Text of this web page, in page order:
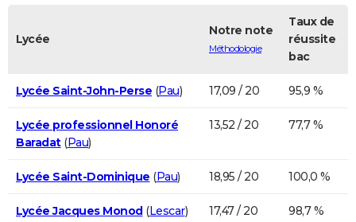
Lycée
Notre note
Méthodologie
Taux de
réussite
bac
Lycée Saint-John-Perse (Pau) 17,09 / 20 95,9 %
Lycée professionnel Honoré
Baradat(Pau)
13,52 / 20 77,7 %
Lycée Saint-Dominique (Pau) 18,95 / 20 100,0 %
Lycée Jacques Monod(Lescar) 17,47 / 20 98,7 %